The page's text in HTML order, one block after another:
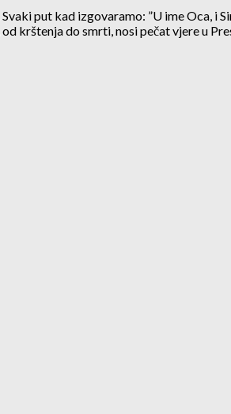
put kad izgovaramo: ”U ime Oca, i
krštenja do smrti, nosi pečat vjere u